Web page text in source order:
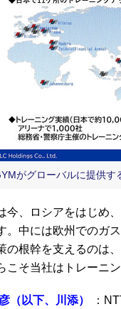
がグローバルに提供
、ロシアをはじめ
。中には欧州でのガ
の根幹を支えるのは
こそ当社はトレーニ
（以下、川添）
：